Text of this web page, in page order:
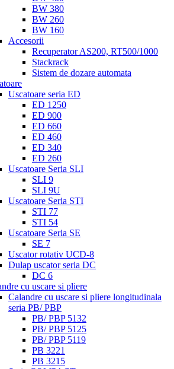
BW 380
BW 260
BW 160
Accesorii
Recuperator AS200, RT500/1000
Stackrack
Sistem de dozare automata
Uscatoare seria ED
ED 1250
ED 900
ED 660
ED 460
ED 340
ED 260
Uscatoare Seria SLI
SLI 9
SLI 9U
Uscatoare Seria STI
STI 77
STI 54
Uscatoare Seria SE
SE 7
Uscator rotativ UCD-8
Dulap uscator seria DC
DC 6
cu uscare si pliere
Calandre cu uscare si pliere longitudinala
seria PB/ PBP
PB/ PBP 5132
PB/ PBP 5125
PB/ PBP 5119
PB 3221
PB 3215